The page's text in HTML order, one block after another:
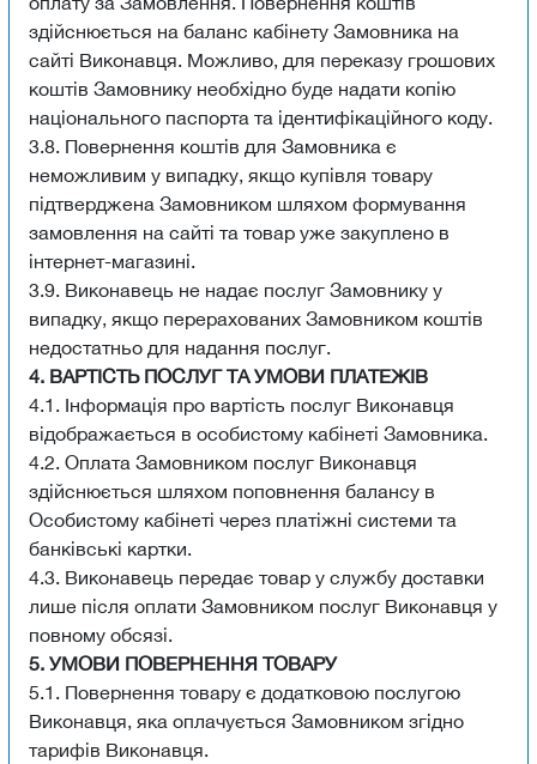
здійснюється на баланс кабінету Замовника на
сайті Виконавця. Можливо, для переказу грошових
коштів Замовнику необхідно буде надати копію
національного паспорта та ідентифікаційного коду.
3.8. Повернення коштів для Замовника є
неможливим у випадку, якщо купівля товару
підтверджена Замовником шляхом формування
замовлення на сайті та товар уже закуплено в
інтернет-магазині.
3.9. Виконавець не надає послуг Замовнику у
випадку, якщо перерахованих Замовником коштів
недостатньо для надання послуг.
4. ВАРТІСТЬ ПОСЛУГ ТА УМОВИ ПЛАТЕЖІВ
4.1. Інформація про вартість послуг Виконавця
відображається в особистому кабінеті Замовника.
4.2. Оплата Замовником послуг Виконавця
здійснюється шляхом поповнення балансу в
Особистому кабінеті через платіжні системи та
банківські картки.
4.3. Виконавець передає товар у службу доставки
лише після оплати Замовником послуг Виконавця у
повному обсязі.
5. УМОВИ ПОВЕРНЕННЯ ТОВАРУ
5.1. Повернення товару є додатковою послугою
Виконавця, яка оплачується Замовником згідно
тарифів Виконавця.